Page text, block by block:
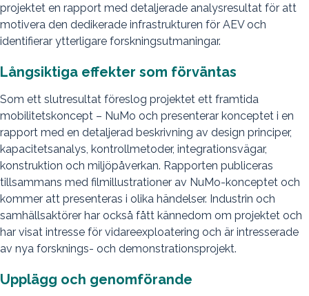
projektet en rapport med detaljerade analysresultat för att
motivera den dedikerade infrastrukturen för AEV och
identifierar ytterligare forskningsutmaningar.
Långsiktiga effekter som förväntas
Som ett slutresultat föreslog projektet ett framtida
mobilitetskoncept – NuMo och presenterar konceptet i en
rapport med en detaljerad beskrivning av design principer,
kapacitetsanalys, kontrollmetoder, integrationsvägar,
konstruktion och miljöpåverkan. Rapporten publiceras
tillsammans med filmillustrationer av NuMo-konceptet och
kommer att presenteras i olika händelser. Industrin och
samhällsaktörer har också fått kännedom om projektet och
har visat intresse för vidareexploatering och är intresserade
av nya forsknings- och demonstrationsprojekt.
Upplägg och genomförande